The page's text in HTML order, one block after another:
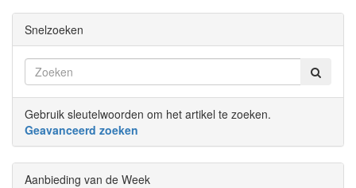
Snelzoeken
Gebruik sleutelwoorden om het artikel te zoeken.
Geavanceerd zoeken
Aanbieding van de Week